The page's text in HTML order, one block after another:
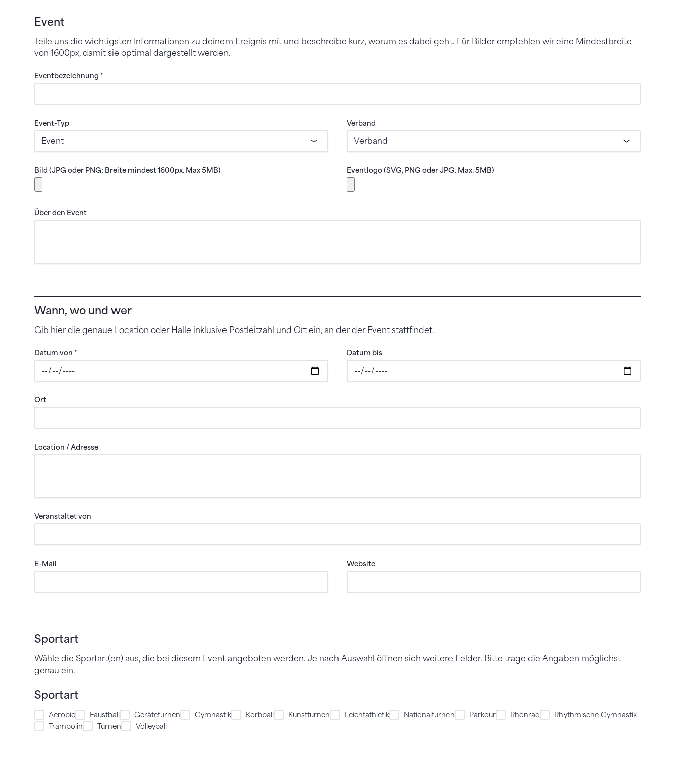
Event
Teile uns die wichtigsten Informationen zu deinem Ereignis mit und beschreibe kurz, worum es dabei geht. Für Bilder empfehlen wir eine Mindestbreite
von 1600px, damit sie optimal dargestellt werden.
Eventbezeichnung *
Event-Typ Verband
Bild (JPG oder PNG; Breite mindest 1600px. Max 5MB)
Bitte laden Sie eine PNG- oder JPG-Datei hoch, die maximal 5 MB gross ist.
Eventlogo (SVG, PNG oder JPG. Max. 5MB)
Über den Event
Wann, wo und wer
Gib hier die genaue Location oder Halle inklusive Postleitzahl und Ort ein, an der der Event stattfindet.
Datum von * Datum bis
Ort
Location / Adresse
Veranstaltet von
E-Mail Website
Sportart
Wähle die Sportart(en) aus, die bei diesem Event angeboten werden. Je nach Auswahl öffnen sich weitere Felder. Bitte trage die Angaben möglichst
genau ein.
Sportart
Aerobic Faustball Geräteturnen Gymnastik Korbball Kunstturnen Leichtathletik Nationalturnen Parkour Rhönrad
Rhythmische Gymnastik
Trampolin
Turnen Volleyball